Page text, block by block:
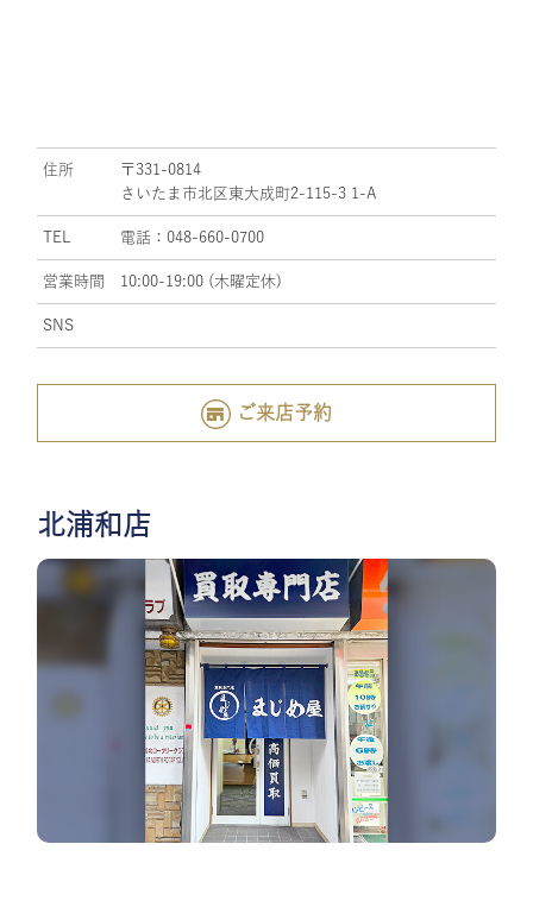
住所
〒331-0814
さいたま市北区東大成町2-115-3 1-A
TEL 電話：048-660-0700
営業時間 10:00-19:00 (木曜定休)
SNS
ご来店予約
北浦和店